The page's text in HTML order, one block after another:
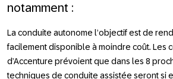
notamment :
La conduite autonome l’objectif est de
facilement disponible à moindre coût. Les
d’Accenture prévoient que dans les 8
techniques de conduite assistée seront si